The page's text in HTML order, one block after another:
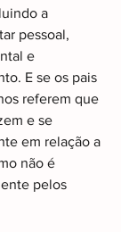
a
pessoal,
e
E se os pais
referem que
e se
em relação a
não é
pelos